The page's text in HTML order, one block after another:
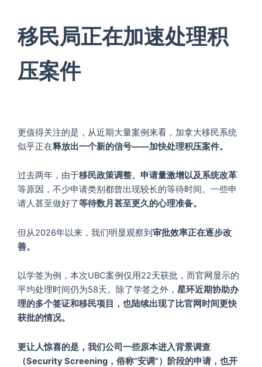
移民局正在加速处理积
压案件
更值得关注的是，从近期大量案例来看，加拿大移民系统
似乎正在释放出一个新的信号——加快处理积压案件。
过去两年，由于移民政策调整、申请量激增以及系统改革
等原因，不少申请类别都曾出现较长的等待时间。一些申
请人甚至做好了等待数月甚至更久的心理准备。
但从2026年以来，我们明显观察到 审批效率正在逐步改
善。
以学签为例，本次UBC案例仅用22天获批，而官网显示的
平均处理时间仍为58天。除了学签之外， 星环近期协助办
理的多个签证和移民项目，也陆续出现了比官网时间更快
获批的情况。
更让人惊喜的是，我们公司一些原本进入背景调查
（Security Screening，俗称“安调”）阶段的申请，也开